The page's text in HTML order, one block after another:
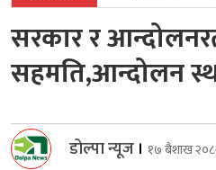
सरकार र
सहमति,आन्दोलन
डोल्पा न्यूज । १७ बैशाख